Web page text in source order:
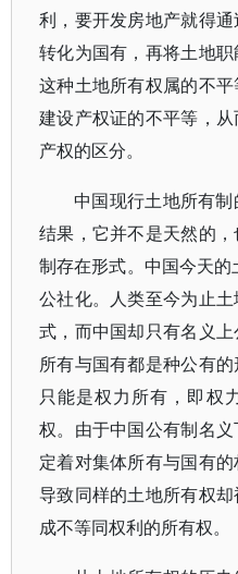
利，要开发房地产就得
转化为国有，再将土地职
这种土地所有权属的不
建设产权证的不平等，
产权的区分。
中国现行土地所有
结果，它并不是天然的
制存在形式。中国今天
公社化。人类至今为止
式，而中国却只有名义
所有与国有都是种公有
只能是权力所有，即权
权。由于中国公有制名
定着对集体所有与国有
导致同样的土地所有权
成不等同权利的所有权。